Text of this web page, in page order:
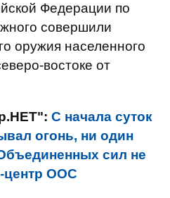
Федерации по
совершили
оружия населенного
востоке от
С начала суток
огонь, ни один
сил не
центр ООС